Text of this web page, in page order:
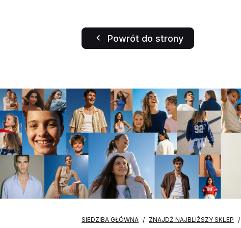
Powrót do strony
SIEDZIBA GŁÓWNA ZNAJDŹ NAJBLIŻSZY SKLEP